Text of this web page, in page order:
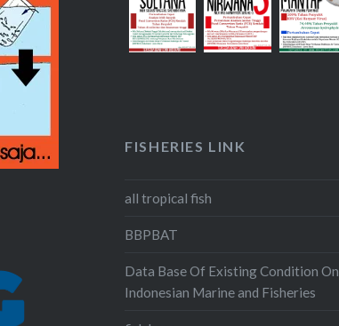
FISHERIES LINK
all tropical fish
BBPBAT
Data Base Of Existing Condition On
Indonesian Marine and Fisheries